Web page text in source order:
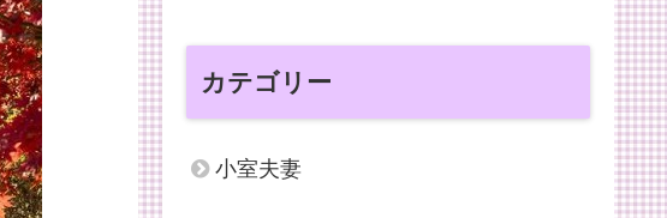
カテゴリー
小室夫妻